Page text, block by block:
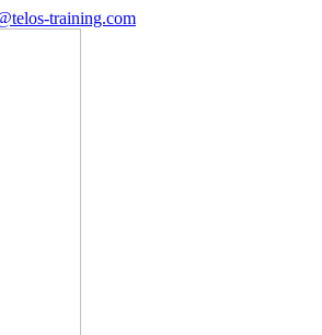
training.com